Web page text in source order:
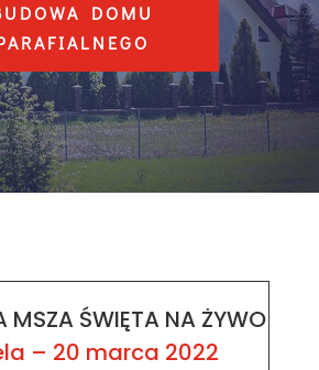
DOMU
MSZA ŚWIĘTA NA ŻYWO
– 20 marca 2022